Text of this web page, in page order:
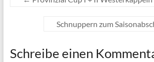
Schnuppern zum
Schreibe einen